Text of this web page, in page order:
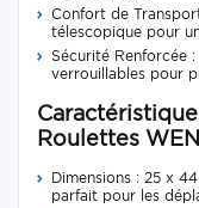
Confort de
télescopique pour
Sécurité Renforcée
verrouillables pour
Roulettes
Dimensions : 25 x
parfait pour les